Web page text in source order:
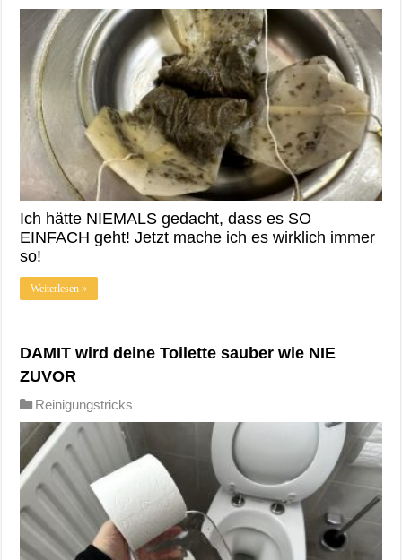
Ich hätte NIEMALS gedacht, dass es SO
EINFACH geht! Jetzt mache ich es wirklich immer
so!
Weiterlesen »
DAMIT wird deine Toilette sauber wie NIE
ZUVOR
Reinigungstricks